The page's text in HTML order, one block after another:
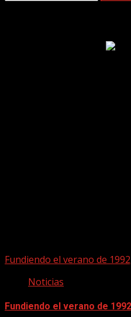
Fundiendo el verano de
Noticias
Fundiendo el verano de